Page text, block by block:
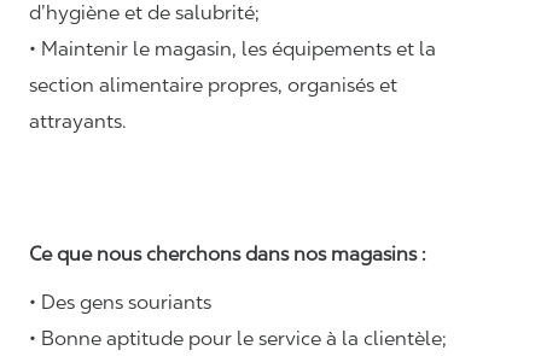
d’hygiène et de salubrité;
• Maintenir le magasin, les équipements et la
section alimentaire propres, organisés et
attrayants.
Ce que nous cherchons dans nos magasins :
• Des gens souriants
• Bonne aptitude pour le service à la clientèle;